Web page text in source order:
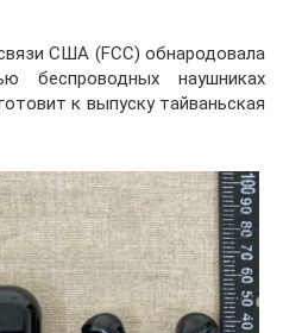
США (FCC) обнародовала
беспроводных наушниках
к выпуску тайваньская